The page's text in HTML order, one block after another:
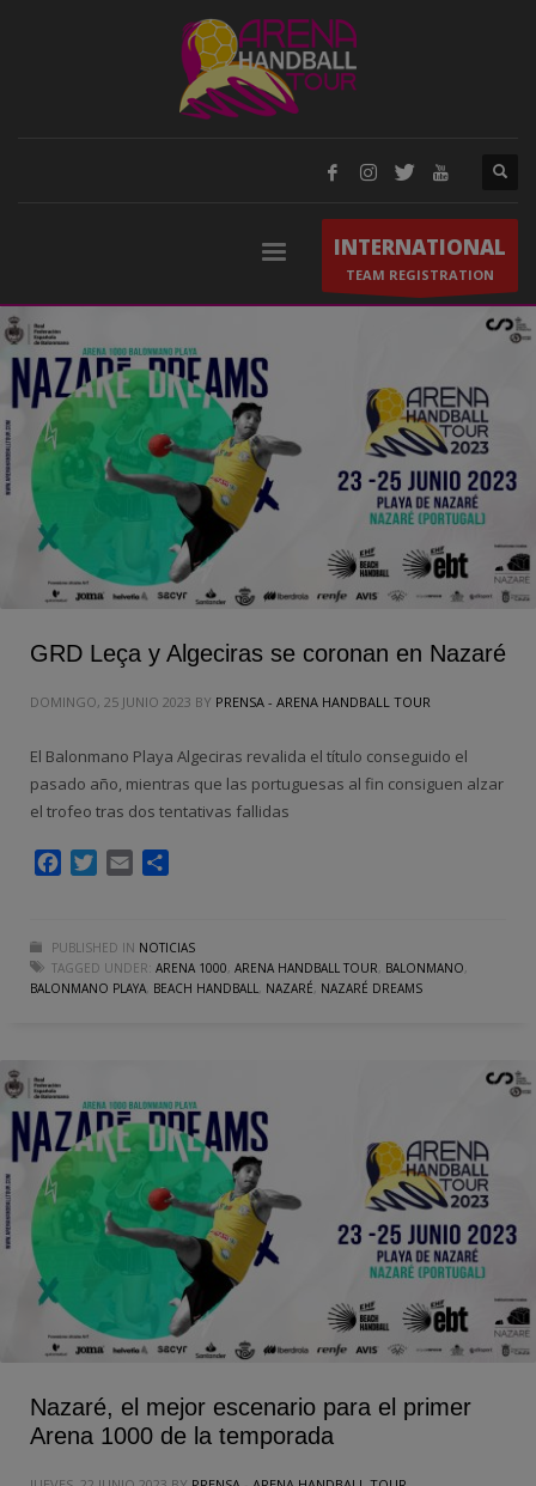
INTERNATIONAL
TEAM REGISTRATION
GRD Leça y Algeciras se coronan en Nazaré
DOMINGO, 25 JUNIO 2023 BY PRENSA - ARENA HANDBALL TOUR
El Balonmano Playa Algeciras revalida el título conseguido el
pasado año, mientras que las portuguesas al fin consiguen alzar
el trofeo tras dos tentativas fallidas
FacebookTwitter
Email
PUBLISHED IN NOTICIAS
TAGGED UNDER: ARENA 1000, ARENA HANDBALL TOUR, BALONMANO,
BALONMANO PLAYA, BEACH HANDBALL, NAZARÉ, NAZARÉ DREAMS
Nazaré, el mejor escenario para el primer
Arena 1000 de la temporada